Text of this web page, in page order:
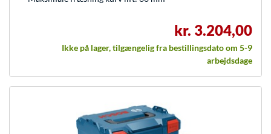
kr. 3.204,00
Ikke på lager, tilgængelig fra bestillingsdato om 5-9
arbejdsdage